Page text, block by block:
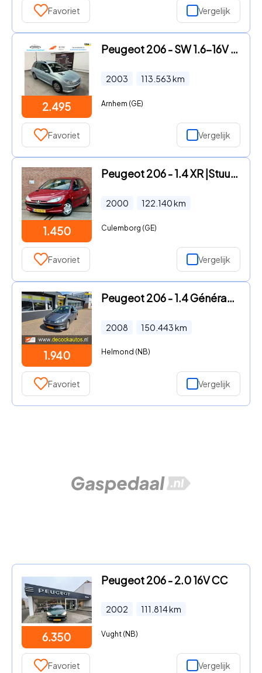
Favoriet Vergelijk
2.495
Peugeot 206 - SW 1.6-16V XS Automaat AIRCO / NAP / 1E EIGENAAR
2003 113.563km
Arnhem (GE)
Favoriet Vergelijk
1.450
Peugeot 206 - 1.4 XR |Stuurbkr | |NAP
2000 122.140km
Culemborg (GE)
Favoriet Vergelijk
1.940
Peugeot 206 - 1.4 Génération/AIRCO
2008 150.443km
Helmond (NB)
Favoriet Vergelijk
6.350
Peugeot 206 - 2.0 16V CC
2002 111.814km
Vught (NB)
Favoriet Vergelijk